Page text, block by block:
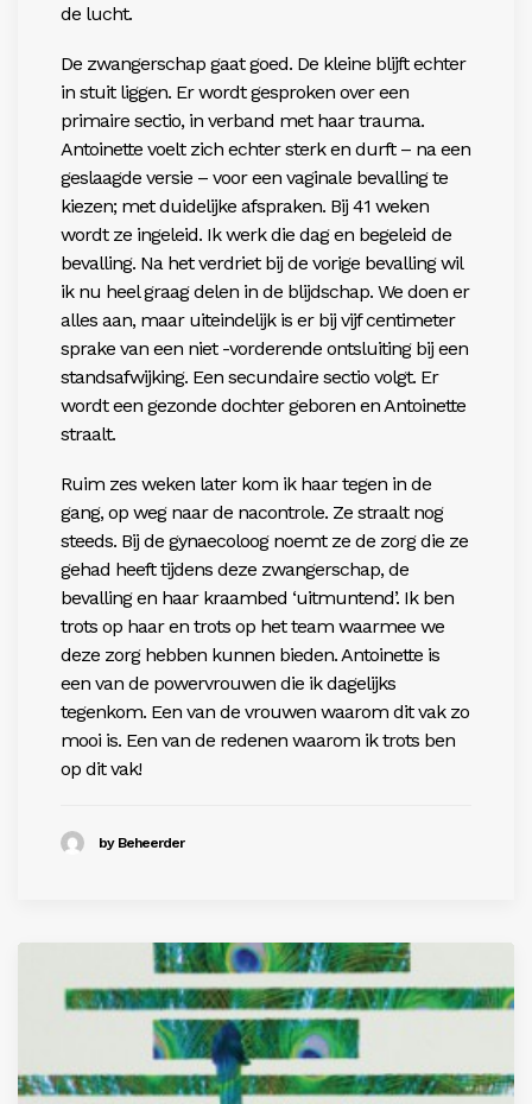
de lucht.
De zwangerschap gaat goed. De kleine blijft echter
in stuit liggen. Er wordt gesproken over een
primaire sectio, in verband met haar trauma.
Antoinette voelt zich echter sterk en durft – na een
geslaagde versie – voor een vaginale bevalling te
kiezen; met duidelijke afspraken. Bij 41 weken
wordt ze ingeleid. Ik werk die dag en begeleid de
bevalling. Na het verdriet bij de vorige bevalling wil
ik nu heel graag delen in de blijdschap. We doen er
alles aan, maar uiteindelijk is er bij vijf centimeter
sprake van een niet -vorderende ontsluiting bij een
standsafwijking. Een secundaire sectio volgt. Er
wordt een gezonde dochter geboren en Antoinette
straalt.
Ruim zes weken later kom ik haar tegen in de
gang, op weg naar de nacontrole. Ze straalt nog
steeds. Bij de gynaecoloog noemt ze de zorg die ze
gehad heeft tijdens deze zwangerschap, de
bevalling en haar kraambed ‘uitmuntend’. Ik ben
trots op haar en trots op het team waarmee we
deze zorg hebben kunnen bieden. Antoinette is
een van de powervrouwen die ik dagelijks
tegenkom. Een van de vrouwen waarom dit vak zo
mooi is. Een van de redenen waarom ik trots ben
op dit vak!
by Beheerder